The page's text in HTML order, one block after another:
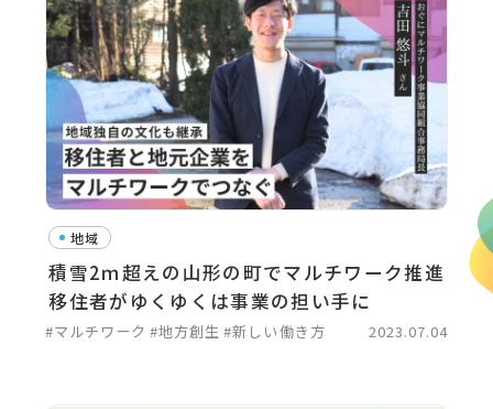
地域
積雪2ｍ超えの山形の町でマルチワーク推進
移住者がゆくゆくは事業の担い手に
#マルチワーク #地方創生 #新しい働き方 2023.07.04